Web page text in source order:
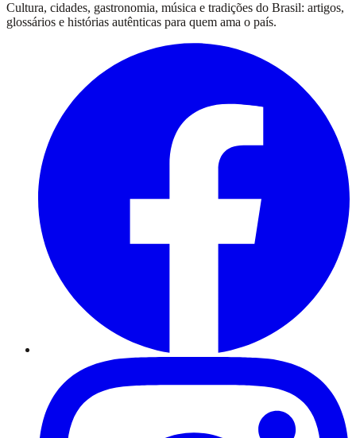
Cultura, cidades, gastronomia, música e tradições do Brasil: artigos,
glossários e histórias autênticas para quem ama o país.